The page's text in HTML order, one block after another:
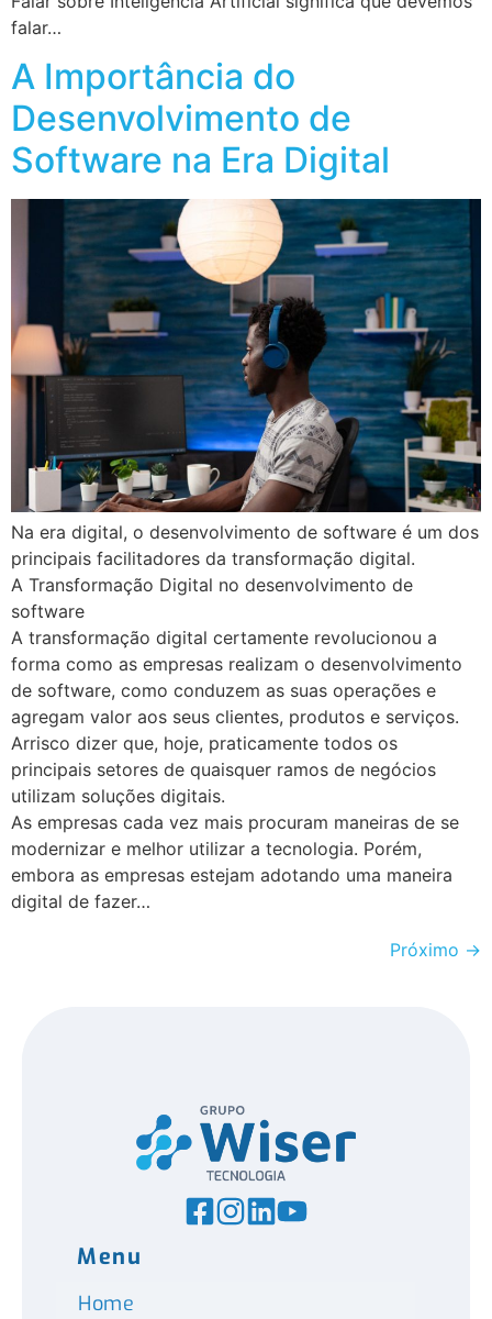
falar…
A Importância do
Desenvolvimento de
Software na Era Digital
Na era digital, o desenvolvimento de software é um dos
principais facilitadores da transformação digital.
A Transformação Digital no desenvolvimento de
software
A transformação digital certamente revolucionou a
forma como as empresas realizam o desenvolvimento
de software, como conduzem as suas operações e
agregam valor aos seus clientes, produtos e serviços.
Arrisco dizer que, hoje, praticamente todos os
principais setores de quaisquer ramos de negócios
utilizam soluções digitais.
As empresas cada vez mais procuram maneiras de se
modernizar e melhor utilizar a tecnologia. Porém,
embora as empresas estejam adotando uma maneira
digital de fazer…
Próximo →
Menu
Home